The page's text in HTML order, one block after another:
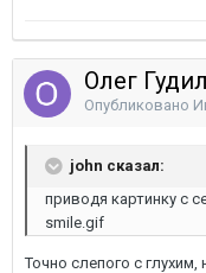
Олег
Опубликовано
john сказал:
приводя картинку с
smile.gif
Точно слепого с глухим,